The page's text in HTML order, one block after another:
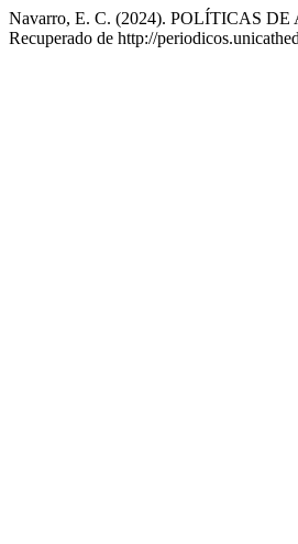
Navarro, E. C. (2024). POLÍTICAS
Recuperado de http://